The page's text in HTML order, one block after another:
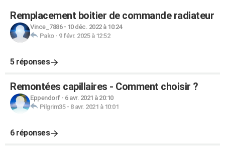
Remplacement boitier de commande radiateur
Vince_7886- 10 déc. 2022 à 10:24
Pako- 9 févr. 2025 à 12:52
5 réponses
Remontées capillaires - Comment choisir ?
Eppendorf- 6 avr. 2021 à 20:10
Pilgrim35- 8 avr. 2021 à 10:01
6 réponses